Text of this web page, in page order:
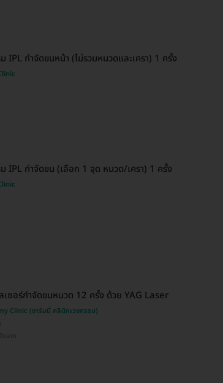
IPL กำจัดขนหน้า (ไม่รวมหนวดและเครา) 1 ครั้ง
IPL กำจัดขน (เลือก 1 จุด หนวด/เครา) 1 ครั้ง
เซอร์กำจัดขนหนวด 12 ครั้ง ด้วย YAG Laser
Clinic (ชาร์มมี่ คลินิกเวชกรรม)
ลาภ